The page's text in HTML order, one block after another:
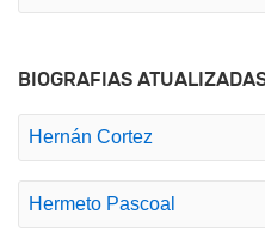
BIOGRAFIAS
Hernán Cortez
Hermeto Pascoal